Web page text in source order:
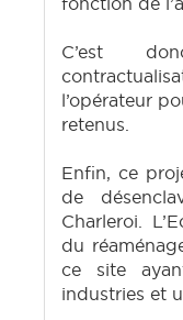
C’est
l’opérateur
retenus.
Enfin, ce
de
Charleroi.
du
ce site
industries et